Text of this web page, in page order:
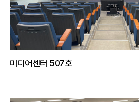
미디어센터 507호